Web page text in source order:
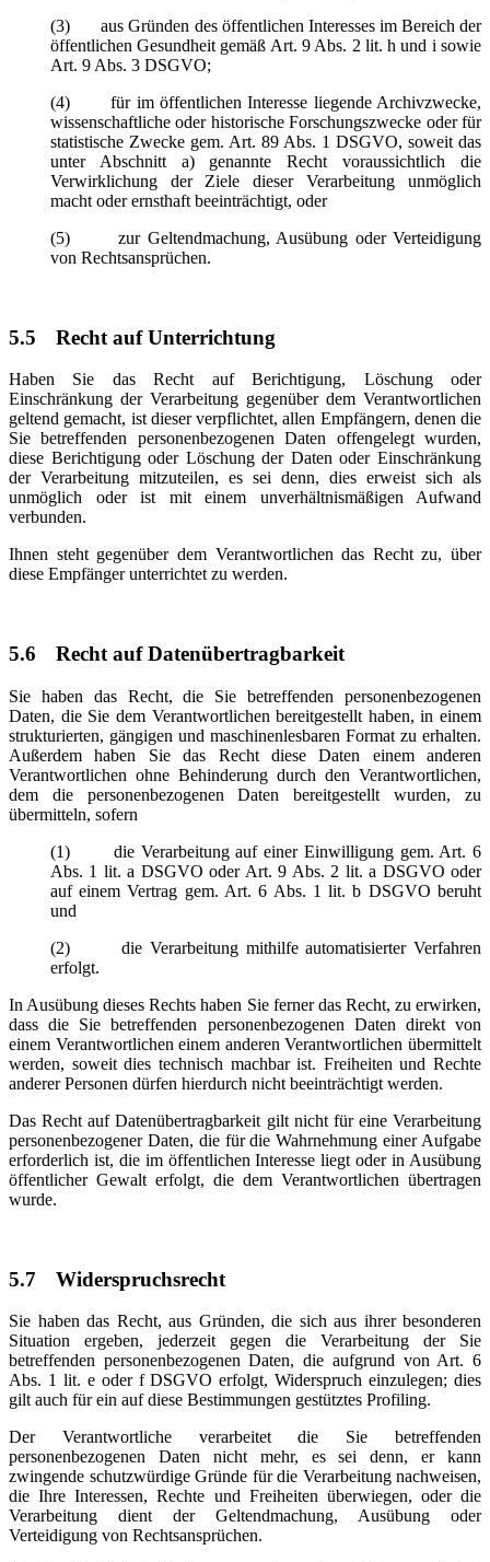
(3) aus Gründen des öffentlichen Interesses im Bereich der
öffentlichen Gesundheit gemäß Art. 9 Abs. 2 lit. h und i sowie
Art. 9 Abs. 3 DSGVO;
(4) für im öffentlichen Interesse liegende Archivzwecke,
wissenschaftliche oder historische Forschungszwecke oder für
statistische Zwecke gem. Art. 89 Abs. 1 DSGVO, soweit das
unter Abschnitt a) genannte Recht voraussichtlich die
Verwirklichung der Ziele dieser Verarbeitung unmöglich
macht oder ernsthaft beeinträchtigt, oder
(5) zur Geltendmachung, Ausübung oder Verteidigung
von Rechtsansprüchen.
5.5 Recht auf Unterrichtung
Haben Sie das Recht auf Berichtigung, Löschung oder
Einschränkung der Verarbeitung gegenüber dem Verantwortlichen
geltend gemacht, ist dieser verpflichtet, allen Empfängern, denen die
Sie betreffenden personenbezogenen Daten offengelegt wurden,
diese Berichtigung oder Löschung der Daten oder Einschränkung
der Verarbeitung mitzuteilen, es sei denn, dies erweist sich als
unmöglich oder ist mit einem unverhältnismäßigen Aufwand
verbunden.
Ihnen steht gegenüber dem Verantwortlichen das Recht zu, über
diese Empfänger unterrichtet zu werden.
5.6 Recht auf Datenübertragbarkeit
Sie haben das Recht, die Sie betreffenden personenbezogenen
Daten, die Sie dem Verantwortlichen bereitgestellt haben, in einem
strukturierten, gängigen und maschinenlesbaren Format zu erhalten.
Außerdem haben Sie das Recht diese Daten einem anderen
Verantwortlichen ohne Behinderung durch den Verantwortlichen,
dem die personenbezogenen Daten bereitgestellt wurden, zu
übermitteln, sofern
(1) die Verarbeitung auf einer Einwilligung gem. Art. 6
Abs. 1 lit. a DSGVO oder Art. 9 Abs. 2 lit. a DSGVO oder
auf einem Vertrag gem. Art. 6 Abs. 1 lit. b DSGVO beruht
und
(2) die Verarbeitung mithilfe automatisierter Verfahren
erfolgt.
In Ausübung dieses Rechts haben Sie ferner das Recht, zu erwirken,
dass die Sie betreffenden personenbezogenen Daten direkt von
einem Verantwortlichen einem anderen Verantwortlichen übermittelt
werden, soweit dies technisch machbar ist. Freiheiten und Rechte
anderer Personen dürfen hierdurch nicht beeinträchtigt werden.
Das Recht auf Datenübertragbarkeit gilt nicht für eine Verarbeitung
personenbezogener Daten, die für die Wahrnehmung einer Aufgabe
erforderlich ist, die im öffentlichen Interesse liegt oder in Ausübung
öffentlicher Gewalt erfolgt, die dem Verantwortlichen übertragen
wurde.
5.7 Widerspruchsrecht
Sie haben das Recht, aus Gründen, die sich aus ihrer besonderen
Situation ergeben, jederzeit gegen die Verarbeitung der Sie
betreffenden personenbezogenen Daten, die aufgrund von Art. 6
Abs. 1 lit. e oder f DSGVO erfolgt, Widerspruch einzulegen; dies
gilt auch für ein auf diese Bestimmungen gestütztes Profiling.
Der Verantwortliche verarbeitet die Sie betreffenden
personenbezogenen Daten nicht mehr, es sei denn, er kann
zwingende schutzwürdige Gründe für die Verarbeitung nachweisen,
die Ihre Interessen, Rechte und Freiheiten überwiegen, oder die
Verarbeitung dient der Geltendmachung, Ausübung oder
Verteidigung von Rechtsansprüchen.